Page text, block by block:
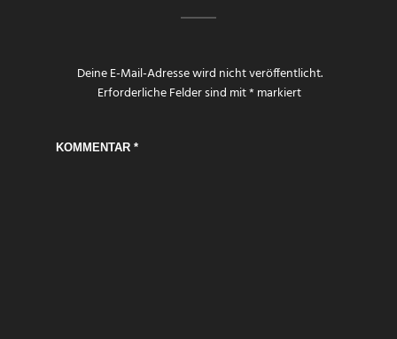
Deine E-Mail-Adresse wird nicht veröffentlicht.
Erforderliche Felder sind mit*markiert
KOMMENTAR *